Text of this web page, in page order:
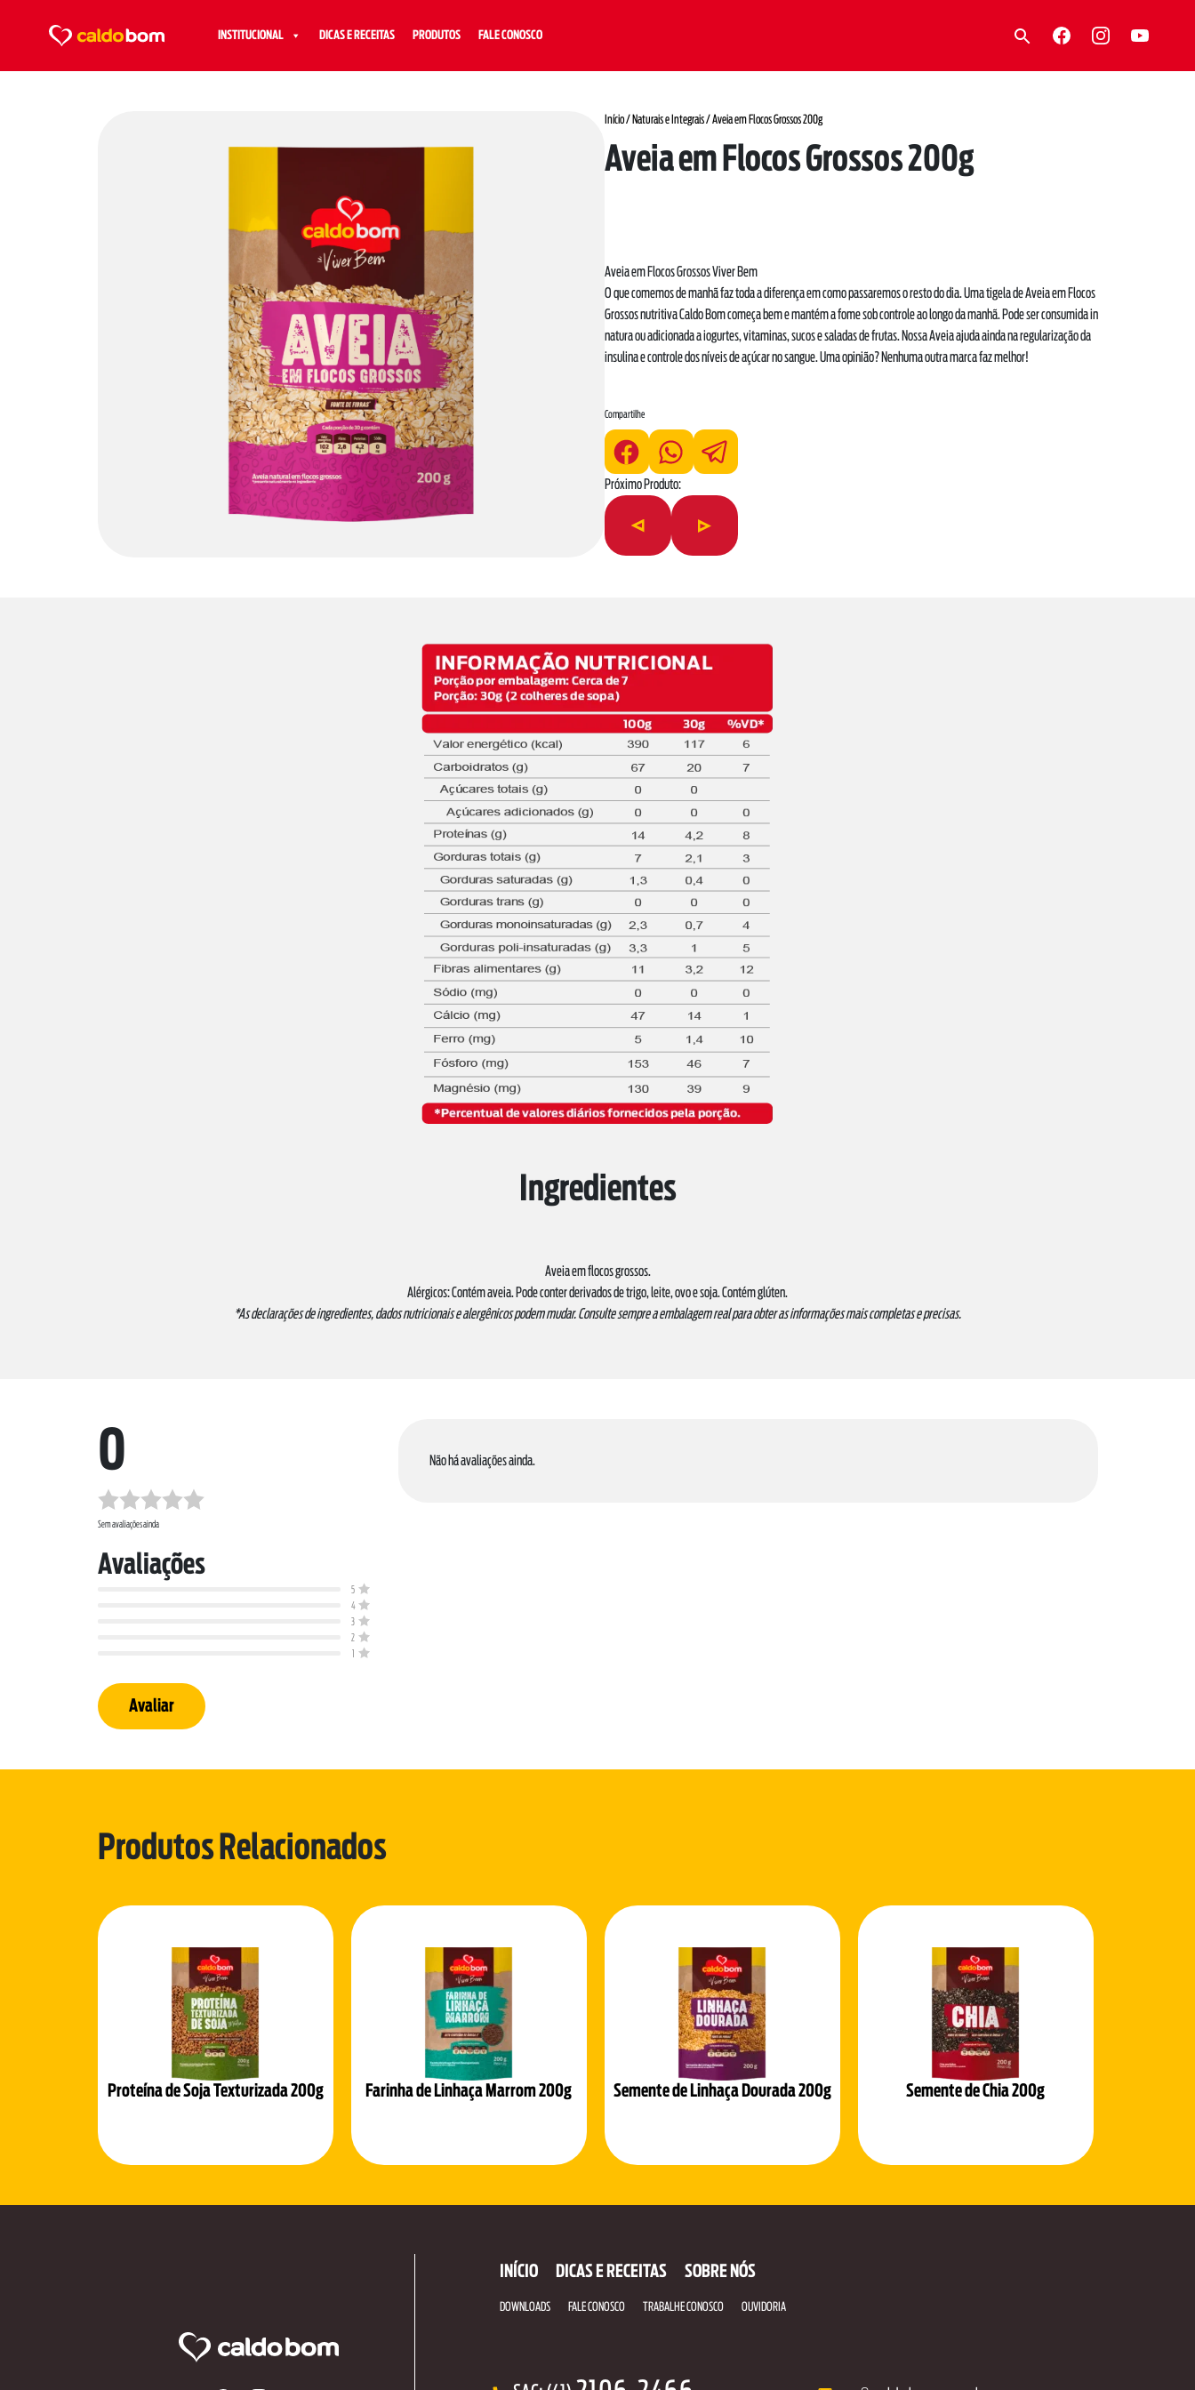
INSTITUCIONAL DICAS E RECEITAS PRODUTOS FALE CONOSCO
Início/ Naturais e Integrais/ Aveia em Flocos Grossos 200g
Aveia em Flocos Grossos 200g
Aveia em Flocos Grossos Viver Bem
O que comemos de manhã faz toda a diferença em como passaremos o resto do dia. Uma tigela de Aveia em Flocos
Grossos nutritiva Caldo Bom começa bem e mantém a fome sob controle ao longo da manhã. Pode ser consumida in
natura ou adicionada a iogurtes, vitaminas, sucos e saladas de frutas. Nossa Aveia ajuda ainda na regularização da
insulina e controle dos níveis de açúcar no sangue. Uma opinião? Nenhuma outra marca faz melhor!
Compartilhe
Próximo Produto:
Ingredientes
Aveia em flocos grossos.
Alérgicos: Contém aveia. Pode conter derivados de trigo, leite, ovo e soja. Contém glúten.
*As declarações de ingredientes, dados nutricionais e alergênicos podem mudar. Consulte sempre a embalagem real para obter as informações mais completas e precisas.
0
Sem avaliações ainda
Avaliações
5
4
3
2
1
Avaliar
Não há avaliações ainda.
Produtos Relacionados
Proteína de Soja Texturizada 200g Farinha de Linhaça Marrom 200g Semente de Linhaça Dourada 200g Semente de Chia 200g
INÍCIO DICAS E RECEITAS SOBRE NÓS
DOWNLOADS FALE CONOSCO TRABALHE CONOSCO OUVIDORIA